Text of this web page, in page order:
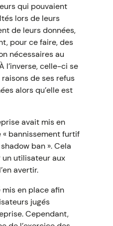
qui pouvaient
lors de leurs
de leurs données,
pour ce faire, des
nécessaires au
l’inverse, celle-ci se
de ses refus
alors qu’elle est
avait mis en
bannissement furtif
ban ». Cela
utilisateur aux
avertir.
en place afin
jugés
Cependant,